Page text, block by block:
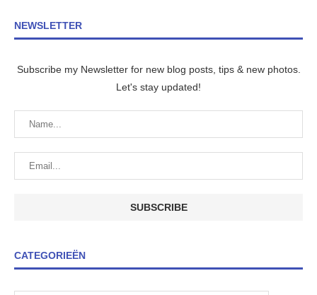
NEWSLETTER
Subscribe my Newsletter for new blog posts, tips & new photos.
Let's stay updated!
CATEGORIEËN